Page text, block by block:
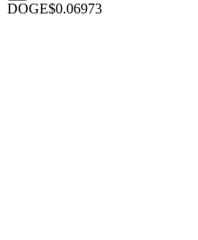
DOGE$0.06973